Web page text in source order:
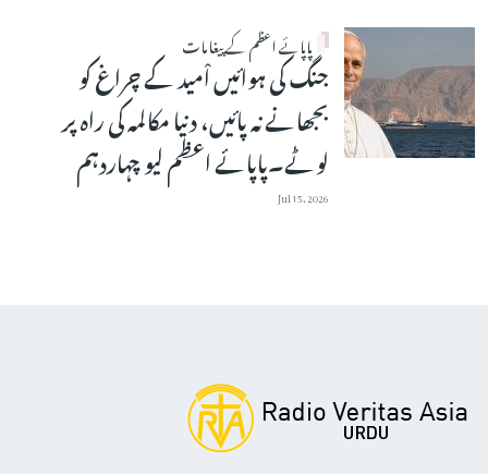
پاپائے اعظم کے پیغامات
جنگ کی ہوائیں اْمید کے چراغ کو
بجھانے نہ پائیں، دنیا مکالمہ کی راہ پر
لوٹے۔پاپائے اعظم لیو چہاردہم
Jul 15, 2026